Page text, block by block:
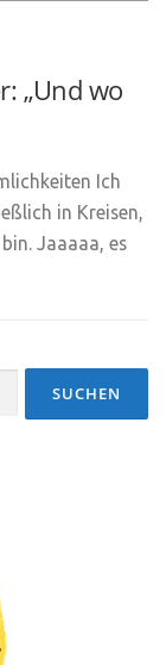
„Und wo
Ich
in Kreisen,
Jaaaaa, es